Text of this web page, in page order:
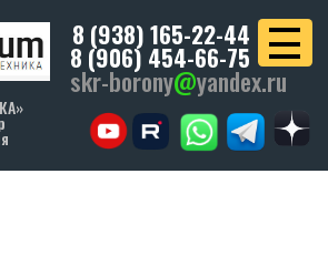
8 (938) 165-22-44
8 (906) 454-66-75
skr-borony@yandex.ru